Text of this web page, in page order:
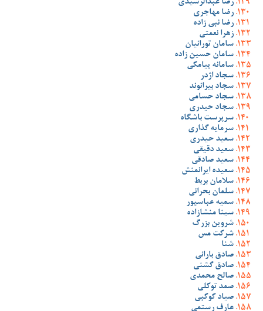
رضا عبدالرشیدی
رضا مهاجری
رضا نبی زاده
زهرا نعمتی
سامان تورانیان
سامان حسین زاده
سامانه پیامکی
سجاد اژدر
سجاد بیرانوند
سجاد حسامی
سجاد حیدری
سرپرست باشگاه
سرمایه گذاری
سعید حیدری
سعید دقیقی
سعید صادقی
سعیده ایرانمنش
سلامان بربط
سلمان بحرانی
سمیه عباسپور
سینا منشازاده
شروین بزرگ
شرکت مس
شنا
صادق بارانی
صادق گشنی
صالح محمدی
صمد توکلی
صیاد کوکبی
عارف رستمی